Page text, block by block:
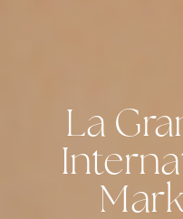
La Grande École